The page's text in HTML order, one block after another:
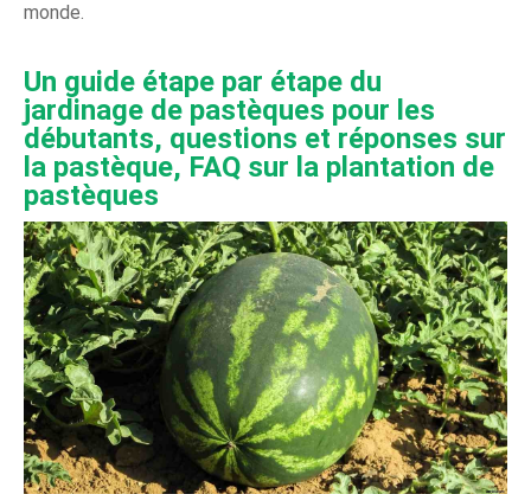
monde.
Un guide étape par étape du
jardinage de pastèques pour les
débutants, questions et réponses sur
la pastèque, FAQ sur la plantation de
pastèques